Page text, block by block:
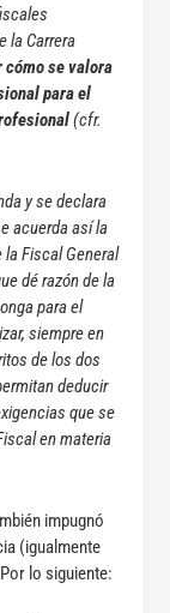
la Carrera
cómo se valora
para el
(cfr.
y se declara
acuerda así la
Fiscal General
dé razón de la
para el
siempre en
de los dos
deducir
que se
en materia
impugnó
(igualmente
lo siguiente: